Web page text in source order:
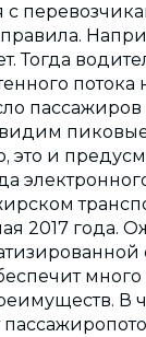
Тогда
это и
2017 года.
много
В